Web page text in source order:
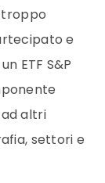
troppo
e
ETF S&P
altri
settori e